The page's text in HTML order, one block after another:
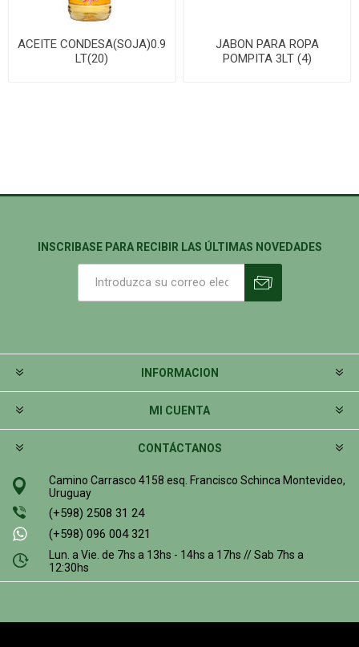
ACEITE CONDESA(SOJA)0.9
LT(20)
JABON PARA ROPA
POMPITA 3LT (4)
INSCRIBASE PARA RECIBIR LAS ÚLTIMAS NOVEDADES
INFORMACION
MI CUENTA
CONTÁCTANOS
Camino Carrasco 4158 esq. Francisco Schinca Montevideo,
Uruguay
(+598) 2508 31 24
(+598) 096 004 321
Lun. a Vie. de 7hs a 13hs - 14hs a 17hs // Sab 7hs a
12:30hs